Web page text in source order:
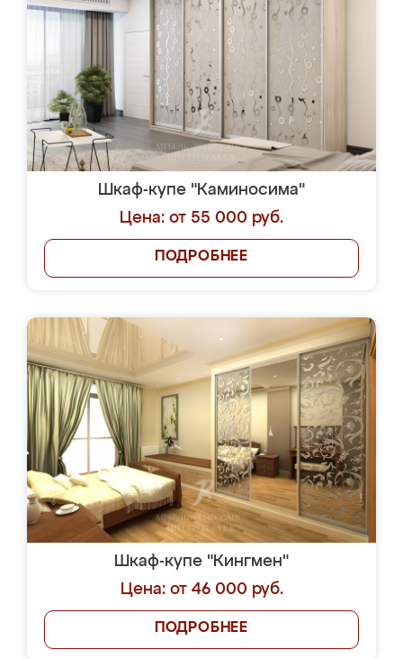
Шкаф-купе "Каминосима"
Цена: от 55 000 руб.
ПОДРОБНЕЕ
Шкаф-купе "Кингмен"
Цена: от 46 000 руб.
ПОДРОБНЕЕ